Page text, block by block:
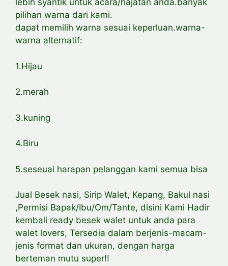
lebih syantik untuk acara/hajatan anda.banyak
pilihan warna dari kami.
dapat memilih warna sesuai keperluan.warna-
warna alternatif:
1.Hijau
2.merah
3.kuning
4.Biru
5.seseuai harapan pelanggan kami semua bisa
Jual Besek nasi, Sirip Walet, Kepang, Bakul nasi
,Permisi Bapak/Ibu/Om/Tante, disini Kami Hadir
kembali ready besek walet untuk anda para
walet lovers, Tersedia dalam berjenis-macam-
jenis format dan ukuran, dengan harga
berteman mutu super!!